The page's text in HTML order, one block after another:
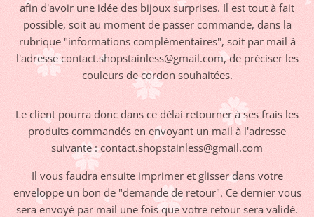
afin d'avoir une idée des bijoux surprises. Il est tout à fait
possible, soit au moment de passer commande, dans la
rubrique "informations complémentaires", soit par mail à
l'adresse contact.shopstainless@gmail.com, de préciser les
couleurs de cordon souhaitées.
Le client pourra donc dans ce délai retourner à ses frais les
produits commandés en envoyant un mail à l'adresse
suivante : contact.shopstainless@gmail.com
Il vous faudra ensuite imprimer et glisser dans votre
enveloppe un bon de "demande de retour". Ce dernier vous
sera envoyé par mail une fois que votre retour sera validé.